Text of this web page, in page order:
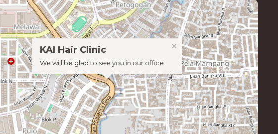
KAI Hair Clinic
We will be glad to see you in our office.
×